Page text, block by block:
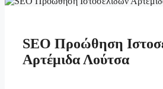
SEO Προώθηση
Αρτέμιδα Λούτσα